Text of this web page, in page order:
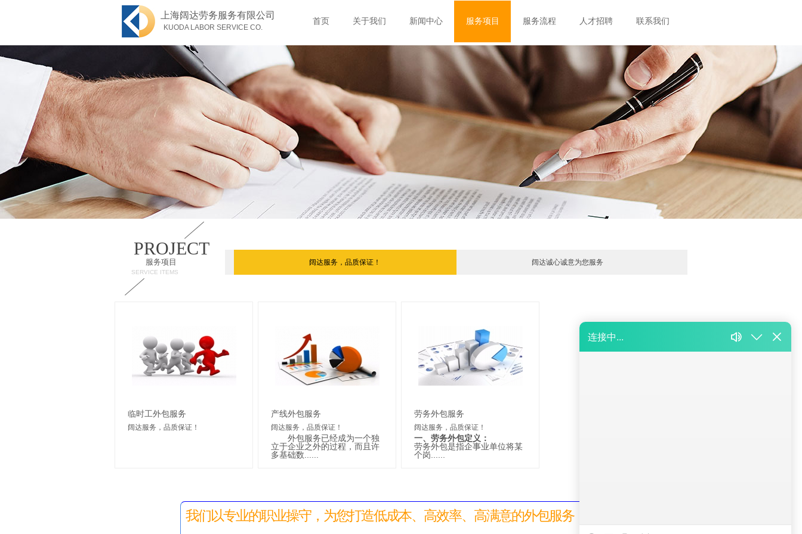
首页 关于我们 新闻中心 服务项目 服务流程 人才招聘 联系我们
上海阔达劳务服务有限公司
KUODA LABOR SERVICE CO.
PROJECT
阔达服务，品质保证！ 阔达诚心诚意为您服务
服务项目
SERVICE ITEMS
临时工外包服务
阔达服务，品质保证！
产线外包服务
阔达服务，品质保证！
外包服务已经成为一个独
立于企业之外的过程，而且许
多基础数......
劳务外包服务
阔达服务，品质保证！
一、劳务外包定义：
劳务外包是指企事业单位将某
个岗......
我们以专业的职业操守，为您打造低成本、高效率、高满意的外包服务！